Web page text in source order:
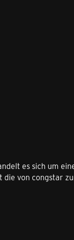
es sich um
von congstar